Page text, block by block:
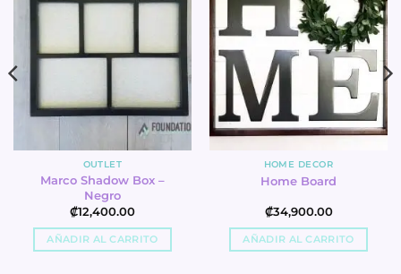
OUTLET
Marco Shadow Box –
Negro
₡12,400.00
AÑADIR AL CARRITO
HOME DECOR
Home Board
₡34,900.00
AÑADIR AL CARRITO